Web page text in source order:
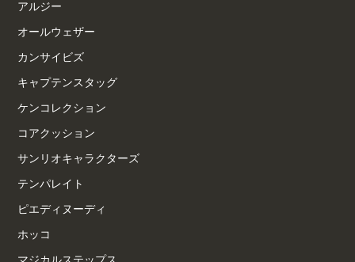
アルジー
オールウェザー
カンサイビズ
キャプテンスタッグ
ケンコレクション
コアクッション
サンリオキャラクターズ
テンパレイト
ピエディヌーディ
ホッコ